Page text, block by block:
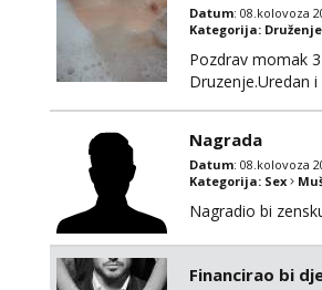
Datum: 08.kolovoza
Kategorija: Druženje
Pozdrav momak
Druzenje.Uredan i
Nagrada
Datum: 08.kolovoza
Kategorija: Sex
Nagradio bi
Financirao bi